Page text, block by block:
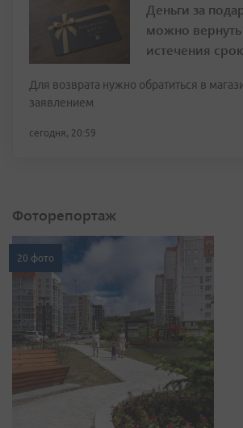
Деньги за
можно
истечения
Для возврата нужно обратиться в
заявлением
сегодня, 20:59
Фоторепортаж
20 фото